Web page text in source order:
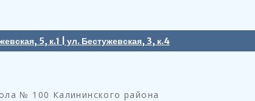
5, к.1 | ул. Бестужевская, 3, к.4
№ 100 Калининского района